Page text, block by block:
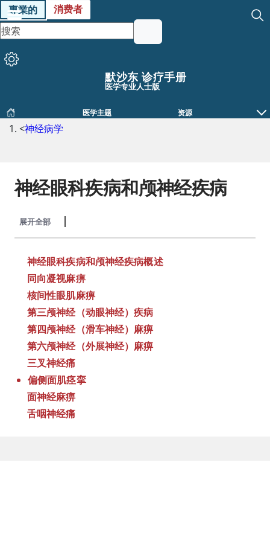
專業的 消费者
默沙东 诊疗手册
医学专业人士版
医学主题 资源
<神经病学
神经眼科疾病和颅神经疾病
展开全部
神经眼科疾病和颅神经疾病概述
同向凝视麻痹
核间性眼肌麻痹
第三颅神经（动眼神经）疾病
第四颅神经（滑车神经）麻痹
第六颅神经（外展神经）麻痹
三叉神经痛
偏侧面肌痉挛
面神经麻痹
舌咽神经痛